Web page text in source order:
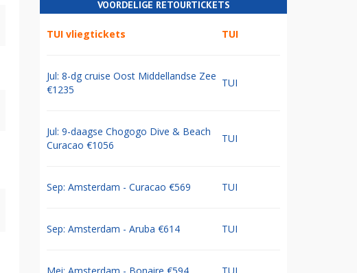
VOORDELIGE RETOURTICKETS
TUI vliegtickets TUI
Jul: 8-dg cruise Oost Middellandse Zee
€1235
TUI
Jul: 9-daagse Chogogo Dive & Beach
Curacao €1056
TUI
Sep: Amsterdam - Curacao €569 TUI
Sep: Amsterdam - Aruba €614 TUI
Mei: Amsterdam - Bonaire €594 TUI